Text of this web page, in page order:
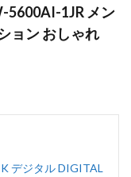
5600AI-1JR メン
ョン おしゃれ
デジタル DIGITAL